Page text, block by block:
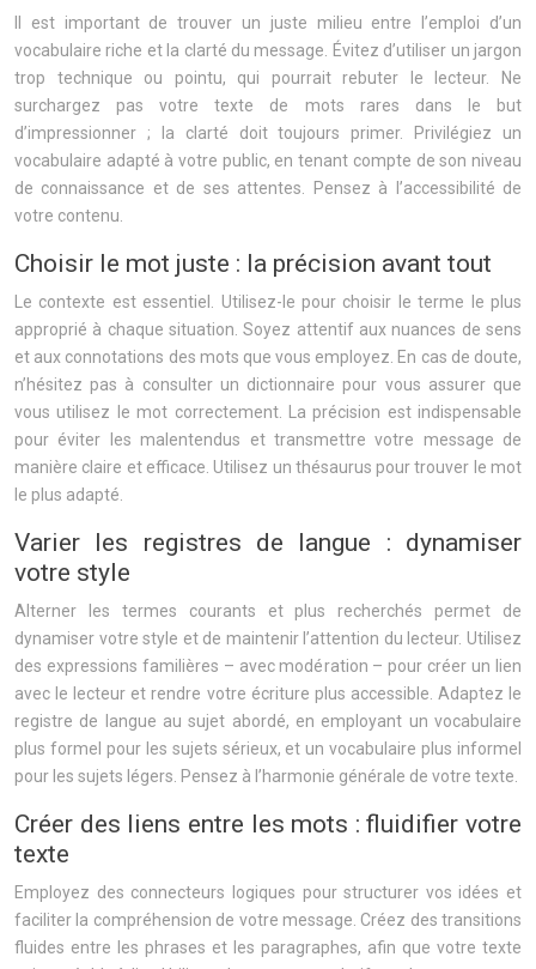
Il est important de trouver un juste milieu entre l’emploi d’un
vocabulaire riche et la clarté du message. Évitez d’utiliser un jargon
trop technique ou pointu, qui pourrait rebuter le lecteur. Ne
surchargez pas votre texte de mots rares dans le but
d’impressionner ; la clarté doit toujours primer. Privilégiez un
vocabulaire adapté à votre public, en tenant compte de son niveau
de connaissance et de ses attentes. Pensez à l’accessibilité de
votre contenu.
Choisir le mot juste : la précision avant tout
Le contexte est essentiel. Utilisez-le pour choisir le terme le plus
approprié à chaque situation. Soyez attentif aux nuances de sens
et aux connotations des mots que vous employez. En cas de doute,
n’hésitez pas à consulter un dictionnaire pour vous assurer que
vous utilisez le mot correctement. La précision est indispensable
pour éviter les malentendus et transmettre votre message de
manière claire et efficace. Utilisez un thésaurus pour trouver le mot
le plus adapté.
Varier les registres de langue : dynamiser
votre style
Alterner les termes courants et plus recherchés permet de
dynamiser votre style et de maintenir l’attention du lecteur. Utilisez
des expressions familières – avec modération – pour créer un lien
avec le lecteur et rendre votre écriture plus accessible. Adaptez le
registre de langue au sujet abordé, en employant un vocabulaire
plus formel pour les sujets sérieux, et un vocabulaire plus informel
pour les sujets légers. Pensez à l’harmonie générale de votre texte.
Créer des liens entre les mots : fluidifier votre
texte
Employez des connecteurs logiques pour structurer vos idées et
faciliter la compréhension de votre message. Créez des transitions
fluides entre les phrases et les paragraphes, afin que votre texte